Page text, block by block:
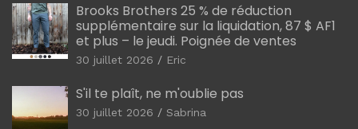
Brooks Brothers 25 % de réduction
supplémentaire sur la liquidation, 87 $ AF1
et plus – le jeudi. Poignée de ventes
30 juillet 2026 Eric
S'il te plaît, ne m'oublie pas
30 juillet 2026 Sabrina